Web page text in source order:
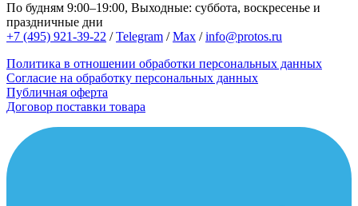
По будням 9:00–19:00, Выходные: суббота, воскресенье и
праздничные дни
+7 (495) 921-39-22 /Telegram /Max /info@protos.ru
Политика в отношении обработки персональных данных
Согласие на обработку персональных данных
Публичная оферта
Договор поставки товара